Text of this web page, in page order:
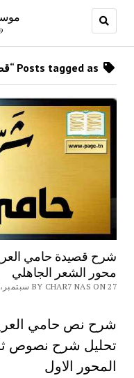
9 أغسطس، 2026
شرح قصيدة حامي
محور الشعر الجاهلي
BY CHAR7 NAS ON 27 سبتمبر، 2025
شرح نص حامي
تحليل شرح نصوص
المحور الاول